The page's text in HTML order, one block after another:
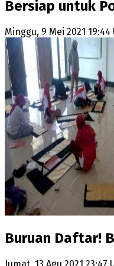
Bersiap untuk
Minggu, 9 Mei 2021 19:44
Buruan Daftar!